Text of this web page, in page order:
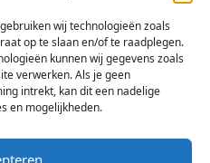
wij technologieën zoals
op te slaan en/of te raadplegen.
kunnen wij gegevens zoals
verwerken. Als je geen
intrekt, kan dit een nadelige
en mogelijkheden.